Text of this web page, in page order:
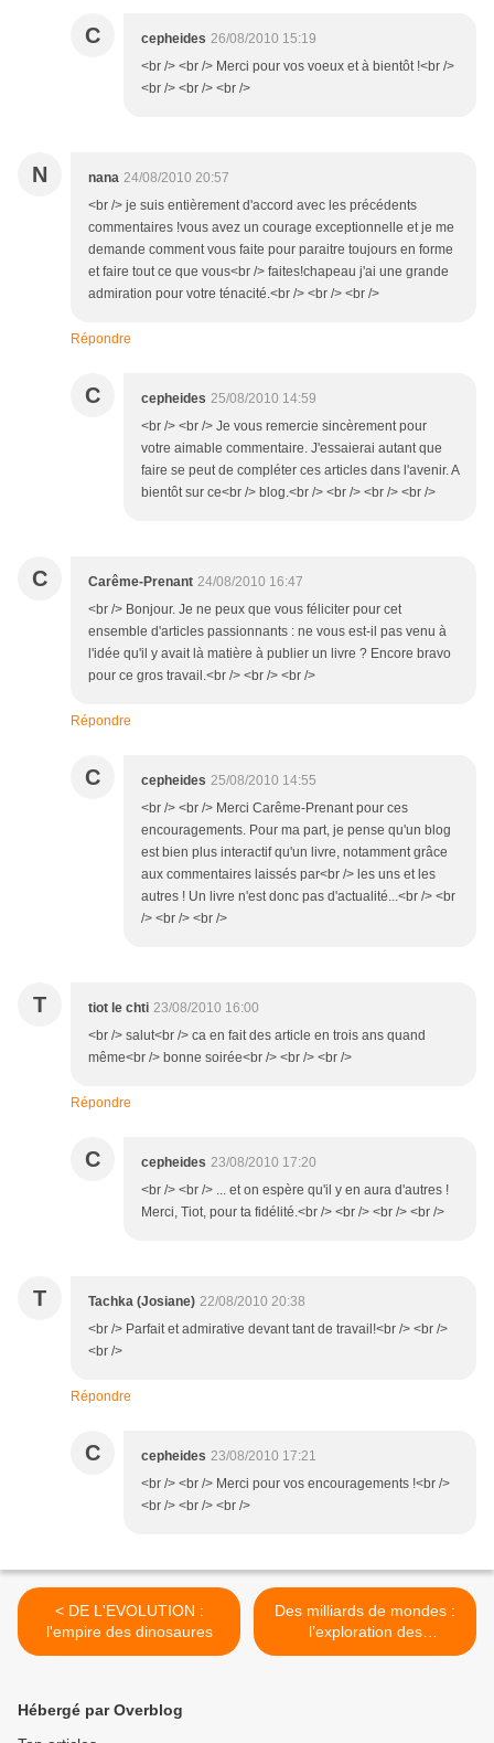
C cepheides 26/08/2010 15:19
<br /> <br /> Merci pour vos voeux et à bientôt !<br />
<br /> <br /> <br />
N nana 24/08/2010 20:57
<br /> je suis entièrement d'accord avec les précédents
commentaires !vous avez un courage exceptionnelle et je me
demande comment vous faite pour paraitre toujours en forme
et faire tout ce que vous<br /> faites!chapeau j'ai une grande
admiration pour votre ténacité.<br /> <br /> <br />
Répondre
C cepheides 25/08/2010 14:59
<br /> <br /> Je vous remercie sincèrement pour
votre aimable commentaire. J'essaierai autant que
faire se peut de compléter ces articles dans l'avenir. A
bientôt sur ce<br /> blog.<br /> <br /> <br /> <br />
C Carême-Prenant 24/08/2010 16:47
<br /> Bonjour. Je ne peux que vous féliciter pour cet
ensemble d'articles passionnants : ne vous est-il pas venu à
l'idée qu'il y avait là matière à publier un livre ? Encore bravo
pour ce gros travail.<br /> <br /> <br />
Répondre
C cepheides 25/08/2010 14:55
<br /> <br /> Merci Carême-Prenant pour ces
encouragements. Pour ma part, je pense qu'un blog
est bien plus interactif qu'un livre, notamment grâce
aux commentaires laissés par<br /> les uns et les
autres ! Un livre n'est donc pas d'actualité...<br /> <br
/> <br /> <br />
T tiot le chti 23/08/2010 16:00
<br /> salut<br /> ca en fait des article en trois ans quand
même<br /> bonne soirée<br /> <br /> <br />
Répondre
C cepheides 23/08/2010 17:20
<br /> <br /> ... et on espère qu'il y en aura d'autres !
Merci, Tiot, pour ta fidélité.<br /> <br /> <br /> <br />
T Tachka (Josiane) 22/08/2010 20:38
<br /> Parfait et admirative devant tant de travail!<br /> <br />
<br />
Répondre
C cepheides 23/08/2010 17:21
<br /> <br /> Merci pour vos encouragements !<br />
<br /> <br /> <br />
< DE L'EVOLUTION :
l'empire des dinosaures
Des milliards de mondes :
l’exploration des
exoplanètes >
Hébergé par Overblog